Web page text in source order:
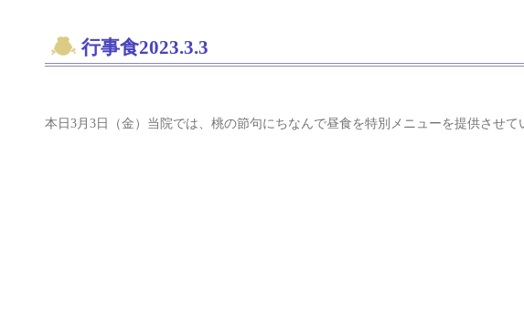
行事食2023.3.3
本日3月3日（金）当院では、桃の節句にちなんで昼食を特別メニューを提供させ